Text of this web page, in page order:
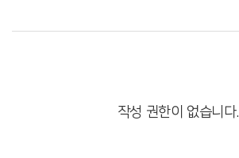
작성 권한이 없습니다.